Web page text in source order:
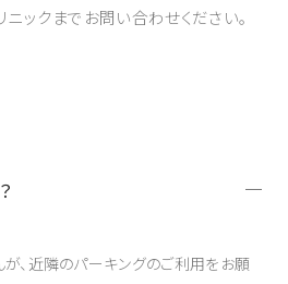
ックまでお問い合わせください。
、近隣のパーキングのご利用をお願